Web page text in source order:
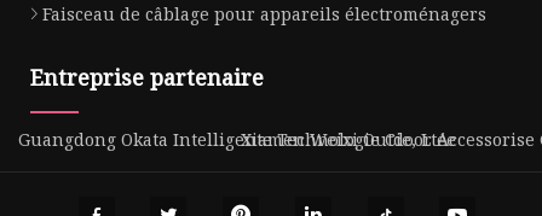
Faisceau de câblage pour appareils électroménagers
Entreprise partenaire
Guangdong Okata Intelligente Technologie Cie, Ltée
Xiamen Weixi Outdoor Accessorise